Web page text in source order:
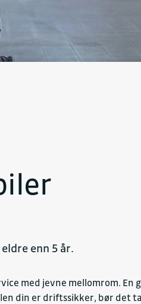
enn 5 år.
med jevne mellomrom.
din er driftssikker, bør det